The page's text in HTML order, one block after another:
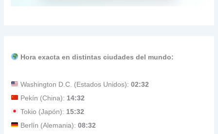
Hora exacta en distintas ciudades del mundo:
Washington D.C. (Estados Unidos):02:32
Pekín (China): 14:32
Tokio (Japón): 15:32
Berlín (Alemania):08:32